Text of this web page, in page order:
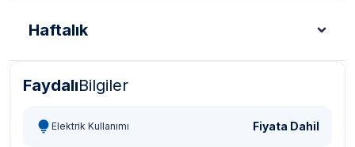
Haftalık
Türk Lirası - TL
FaydalıBilgiler
Elektrik Kullanımı Fiyata Dahil